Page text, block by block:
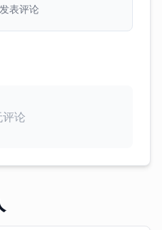
表评论
论